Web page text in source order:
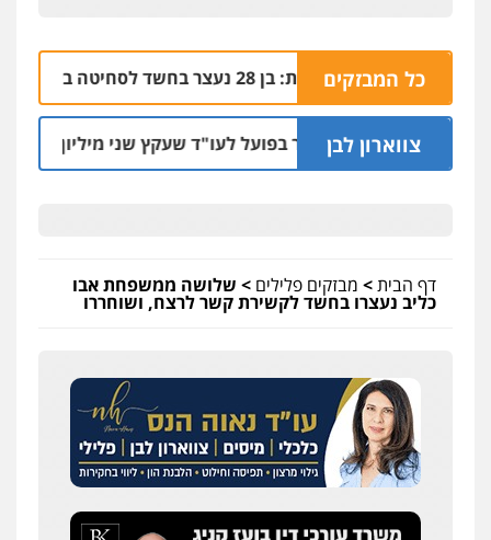
כל המבזקים
נצרת: בן 28 נעצר בחשד לסחיטה באיומים מטלפון שאינו שלו
צווארון לבן
מאסר בפועל לעו"ד שעקץ שני מיליון שקל על דירה
דף הבית> מבזקים פלילים > שלושה ממשפחת אבו
כליב נעצרו בחשד לקשירת קשר לרצח, ושוחררו